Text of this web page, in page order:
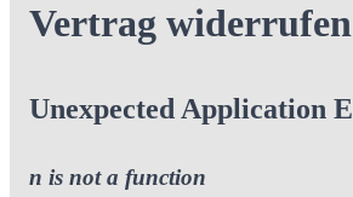
Vertrag widerrufen